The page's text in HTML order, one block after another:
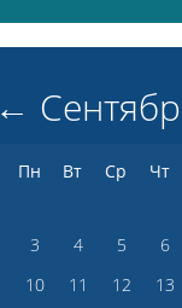
←
Пн Вт Ср Чт
3
4 5 6
10
11 12 13